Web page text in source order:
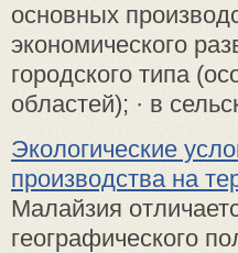
основных
экономического
городского типа
областей); · в
Экологические
производства на
Малайзия
географического